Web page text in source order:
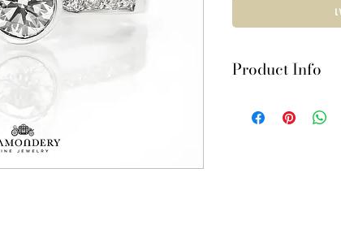
Product Info
เพชร 8เม็ด 5ตัง